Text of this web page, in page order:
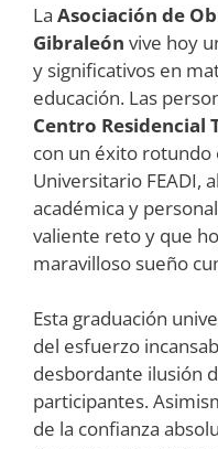
La Asociación de
Gibraleón vive hoy
y significativos en
educación. Las
Centro Residencial
con un éxito rotundo
Universitario FEADI,
académica y
valiente reto y que
maravilloso sueño
Esta graduación
del esfuerzo
desbordante ilusión
participantes.
de la confianza